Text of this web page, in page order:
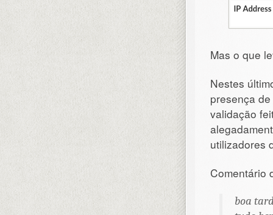
Mas o que
Nestes
presença
validação
utilizadores
Comentário
boa